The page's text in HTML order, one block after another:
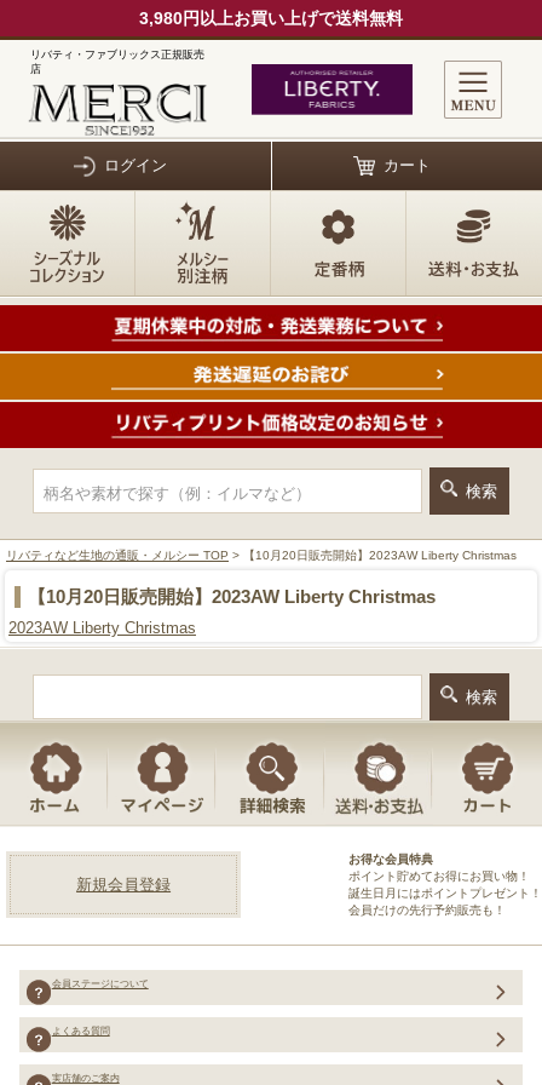
3,980円以上お買い上げで送料無料
リバティ・ファブリックス正規販売
店
ログイン カート
リバティなど生地の通販・メルシー TOP > 【10月20日販売開始】2023AW Liberty Christmas
【10月20日販売開始】2023AW Liberty Christmas
2023AW Liberty Christmas
新規会員登録
お得な会員特典
ポイント貯めてお得にお買い物！
誕生日月にはポイントプレゼント！
会員だけの先行予約販売も！
会員ステージについて
よくある質問
実店舗のご案内